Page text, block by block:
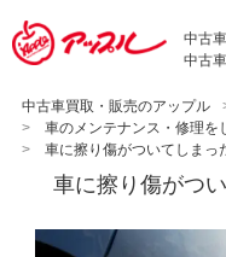
中古
中古
中古車買取・販売のアップル
車のメンテナンス・修理を
車に擦り傷がついてしまっ
車に擦り傷がつ